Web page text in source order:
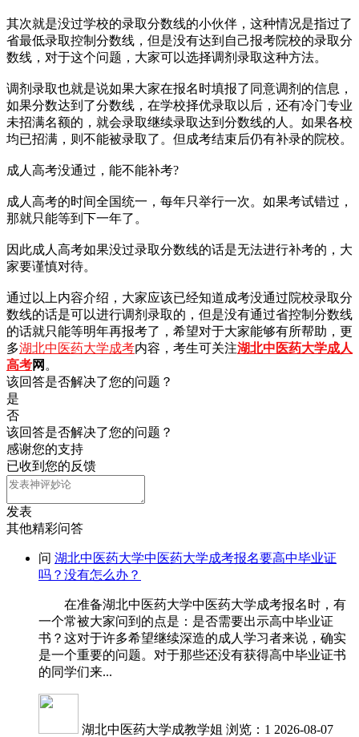
其次就是没过学校的录取分数线的小伙伴，这种情况是指过了
省最低录取控制分数线，但是没有达到自己报考院校的录取分
数线，对于这个问题，大家可以选择调剂录取这种方法。
调剂录取也就是说如果大家在报名时填报了同意调剂的信息，
如果分数达到了分数线，在学校择优录取以后，还有冷门专业
未招满名额的，就会录取继续录取达到分数线的人。如果各校
均已招满，则不能被录取了。但成考结束后仍有补录的院校。
成人高考没通过，能不能补考?
成人高考的时间全国统一，每年只举行一次。如果考试错过，
那就只能等到下一年了。
因此成人高考如果没过录取分数线的话是无法进行补考的，大
家要谨慎对待。
通过以上内容介绍，大家应该已经知道成考没通过院校录取分
数线的话是可以进行调剂录取的，但是没有通过省控制分数线
的话就只能等明年再报考了，希望对于大家能够有所帮助，更
多湖北中医药大学成考内容，考生可关注湖北中医药大学成人
高考网 。
该回答是否解决了您的问题？
是
否
该回答是否解决了您的问题？
感谢您的支持
已收到您的反馈
发表
其他精彩问答
问 湖北中医药大学中医药大学成考报名要高中毕业证
吗？没有怎么办？
在准备湖北中医药大学中医药大学成考报名时，有
一个常被大家问到的点是：是否需要出示高中毕业证
书？这对于许多希望继续深造的成人学习者来说，确实
是一个重要的问题。对于那些还没有获得高中毕业证书
的同学们来...
湖北中医药大学成教学姐 浏览：1 2026-08-07